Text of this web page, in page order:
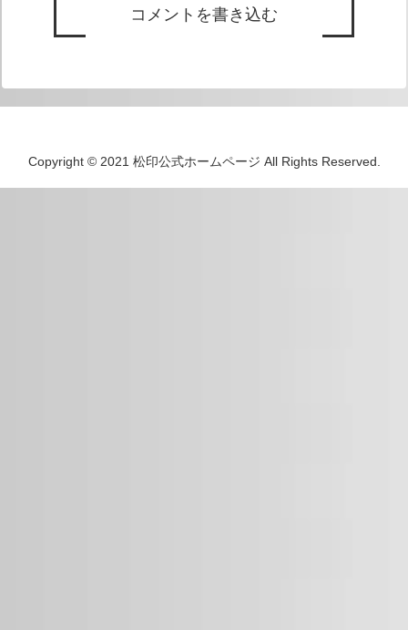
コメントを書き込む
Copyright © 2021 松印公式ホームページ All Rights Reserved.